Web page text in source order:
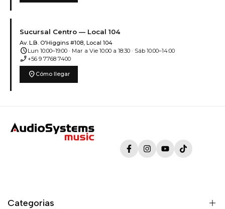
Sucursal Centro — Local 104
Av. L.B. O'Higgins #108, Local 104
scheduleLun 10:00–19:00 · Mar a Vie 10:00 a 18:30 · Sáb 10:00–14:00
phone_enabled +56 9 7768 7400
location_on Cómo llegar
FacebookInstagramYouTubeTikTok
Categorias